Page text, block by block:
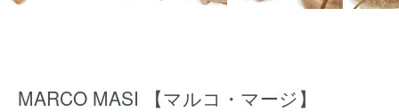
MARCO MASI 【マルコ・マージ】